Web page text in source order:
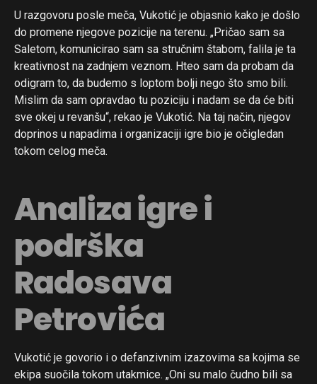
U razgovoru posle meča, Vukotić je objasnio kako je došlo
do promene njegove pozicije na terenu. „Pričao sam sa
Saletom, komunicirao sam sa stručnim štabom, falila je ta
kreativnost na zadnjem veznom. Hteo sam da probam da
odigram to, da budemo s loptom bolji nego što smo bili.
Mislim da sam opravdao tu poziciju i nadam se da će biti
sve okej u revanšu“, rekao je Vukotić. Na taj način, njegov
doprinos u napadima i organizaciji igre bio je očigledan
tokom celog meča.
Analiza igre i
podrška
Radosava
Petrovića
Vukotić je govorio i o defanzivnim izazovima sa kojima se
ekipa suočila tokom utakmice. „Oni su malo čudno bili sa